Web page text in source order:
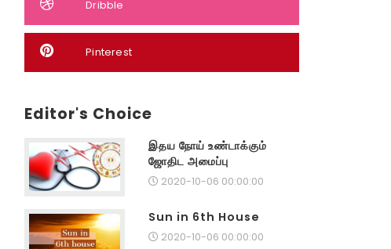
Dribble
Pinterest
Editor's Choice
இதய நோய் உண்டாக்கும்
ஜோதிட அமைப்பு
2020-10-06 00:00:00
Sun in 6th House
2020-10-06 00:00:00